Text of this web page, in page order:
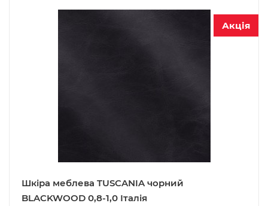
Акція
Шкіра меблева TUSCANIA чорний
BLACKWOOD 0,8-1,0 Італія